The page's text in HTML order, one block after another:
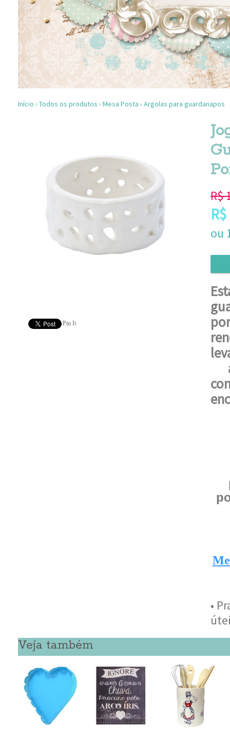
Início › Todos os produtos › Mesa Posta › Argolas para guardanapos
Pin It
R$
R$
ou
•
Veja também